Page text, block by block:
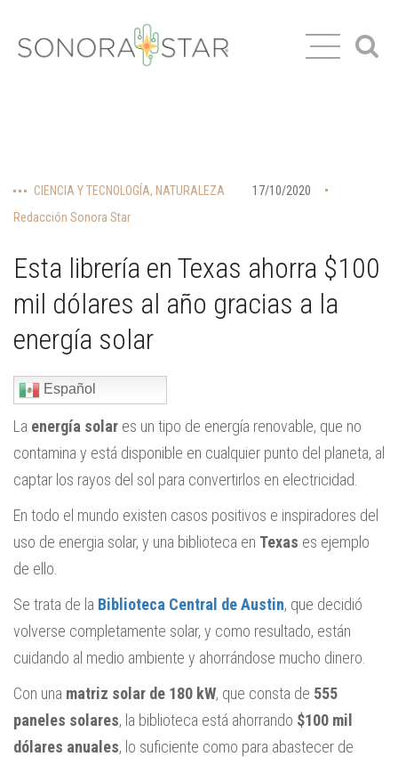
CIENCIA Y TECNOLOGÍA, NATURALEZA
17/10/2020
Redacción Sonora Star
Esta librería en Texas ahorra $100
mil dólares al año gracias a la
energía solar
Español
La energía solar es un tipo de energía renovable, que no
contamina y está disponible en cualquier punto del planeta, al
captar los rayos del sol para convertirlos en electricidad.
En todo el mundo existen casos positivos e inspiradores del
uso de energia solar, y una biblioteca en Texas es ejemplo
de ello.
Se trata de la Biblioteca Central de Austin, que decidió
volverse completamente solar, y como resultado, están
cuidando al medio ambiente y ahorrándose mucho dinero.
Con una matriz solar de 180 kW, que consta de 555
paneles solares, la biblioteca está ahorrando $100 mil
dólares anuales, lo suficiente como para abastecer de